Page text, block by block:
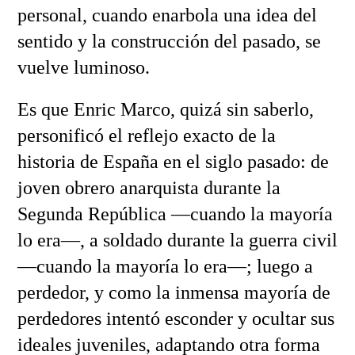
personal, cuando enarbola una idea del
sentido y la construcción del pasado, se
vuelve luminoso.
Es que Enric Marco, quizá sin saberlo,
personificó el reflejo exacto de la
historia de España en el siglo pasado: de
joven obrero anarquista durante la
Segunda República —cuando la mayoría
lo era—, a soldado durante la guerra civil
—cuando la mayoría lo era—; luego a
perdedor, y como la inmensa mayoría de
perdedores intentó esconder y ocultar sus
ideales juveniles, adaptando otra forma